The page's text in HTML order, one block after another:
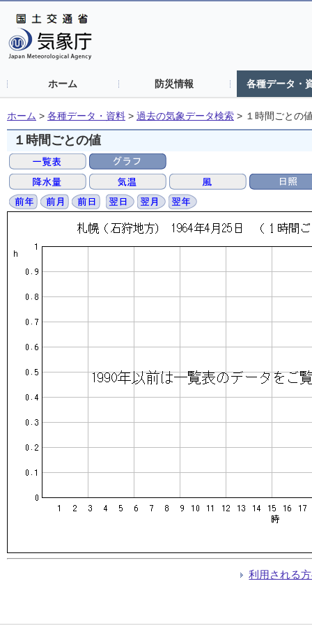
ホーム 防災情報 各種データ・
ホーム > 各種データ・資料 > 過去の気象データ検索 > １時間ごとの
１時間ごとの値
利用される